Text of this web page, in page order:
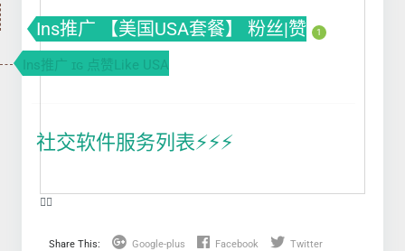
Ins推广 【美国USA套餐】 粉丝|赞 1
Ins推广 ɪɢ 点赞Like USA
社交软件服务列表⚡️⚡️⚡️
❤️‍🔥
Share This: Google-plus Facebook
Twitter